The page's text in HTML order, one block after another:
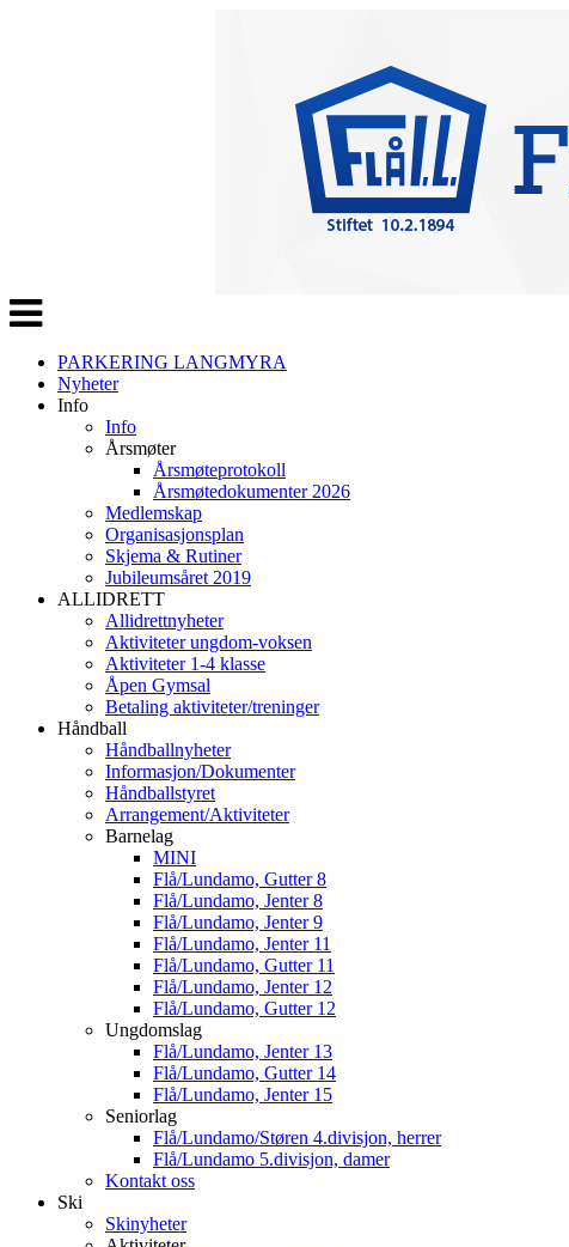
Veksle
navigasjon
PARKERING LANGMYRA
Nyheter
Info
Info
Årsmøter
Årsmøteprotokoll
Årsmøtedokumenter 2026
Medlemskap
Organisasjonsplan
Skjema & Rutiner
Jubileumsåret 2019
ALLIDRETT
Allidrettnyheter
Aktiviteter ungdom-voksen
Aktiviteter 1-4 klasse
Åpen Gymsal
Betaling aktiviteter/treninger
Håndball
Håndballnyheter
Informasjon/Dokumenter
Håndballstyret
Arrangement/Aktiviteter
Barnelag
MINI
Flå/Lundamo, Gutter 8
Flå/Lundamo, Jenter 8
Flå/Lundamo, Jenter 9
Flå/Lundamo, Jenter 11
Flå/Lundamo, Gutter 11
Flå/Lundamo, Jenter 12
Flå/Lundamo, Gutter 12
Ungdomslag
Flå/Lundamo, Jenter 13
Flå/Lundamo, Gutter 14
Flå/Lundamo, Jenter 15
Seniorlag
Flå/Lundamo/Støren 4.divisjon, herrer
Flå/Lundamo 5.divisjon, damer
Kontakt oss
Ski
Skinyheter